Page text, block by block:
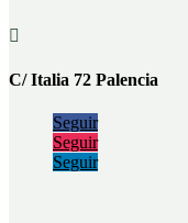

C/ Italia 72 Palencia
Seguir
Seguir
Seguir